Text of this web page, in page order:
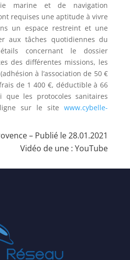
marine et de navigation
requises une aptitude à vivre
un espace restreint et une
aux tâches quotidiennes du
concernant le dossier
des différentes missions, les
à l’association de 50 €
de 1 400 €, déductible à 66
que les protocoles sanitaires
ligne sur le sitewww.cybelle-
– Publié le 28.01.2021
Vidéo de une :YouTube